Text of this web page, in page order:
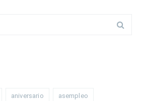
aniversario asempleo